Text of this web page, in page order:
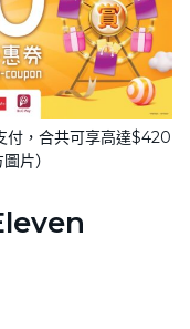
付，合共可享高達$420
片）